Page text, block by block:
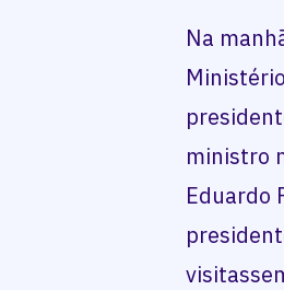
Na
ministro
Eduardo